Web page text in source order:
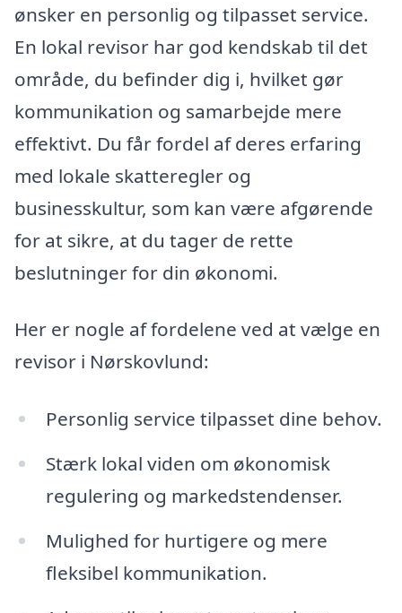
ønsker en personlig og tilpasset service.
En lokal revisor har god kendskab til det
område, du befinder dig i, hvilket gør
kommunikation og samarbejde mere
effektivt. Du får fordel af deres erfaring
med lokale skatteregler og
businesskultur, som kan være afgørende
for at sikre, at du tager de rette
beslutninger for din økonomi.
Her er nogle af fordelene ved at vælge en
revisor i Nørskovlund:
Personlig service tilpasset dine behov.
Stærk lokal viden om økonomisk
regulering og markedstendenser.
Mulighed for hurtigere og mere
fleksibel kommunikation.